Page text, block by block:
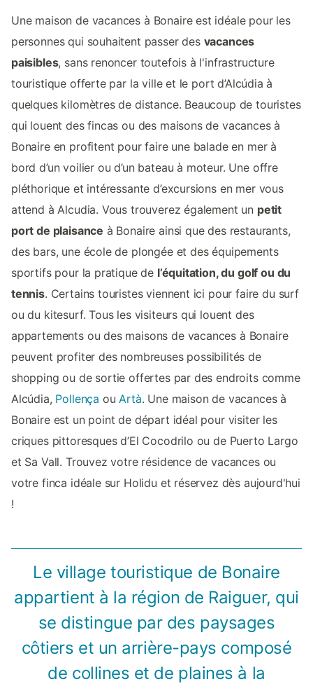
Une maison de vacances à Bonaire est idéale pour les
personnes qui souhaitent passer des vacances
paisibles, sans renoncer toutefois à l'infrastructure
touristique offerte par la ville et le port d’Alcúdia à
quelques kilomètres de distance. Beaucoup de touristes
qui louent des fincas ou des maisons de vacances à
Bonaire en profitent pour faire une balade en mer à
bord d’un voilier ou d’un bateau à moteur. Une offre
pléthorique et intéressante d’excursions en mer vous
attend à Alcudia. Vous trouverez également un petit
port de plaisance à Bonaire ainsi que des restaurants,
des bars, une école de plongée et des équipements
sportifs pour la pratique de l’équitation, du golf ou du
tennis. Certains touristes viennent ici pour faire du surf
ou du kitesurf. Tous les visiteurs qui louent des
appartements ou des maisons de vacances à Bonaire
peuvent profiter des nombreuses possibilités de
shopping ou de sortie offertes par des endroits comme
Alcúdia, Pollença ou Artà. Une maison de vacances à
Bonaire est un point de départ idéal pour visiter les
criques pittoresques d’El Cocodrilo ou de Puerto Largo
et Sa Vall. Trouvez votre résidence de vacances ou
votre finca idéale sur Holidu et réservez dès aujourd'hui
!
Le village touristique de Bonaire
appartient à la région de Raiguer, qui
se distingue par des paysages
côtiers et un arrière-pays composé
de collines et de plaines à la